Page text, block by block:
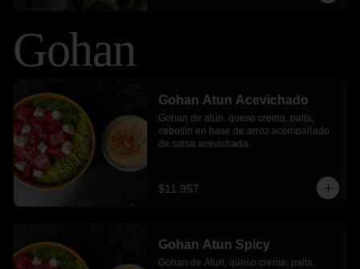
Gohan
Gohan Atun Acevichado
Gohan de atún, queso crema, palta,
cebollín en base de arroz acompañado
de salsa acevichada.
$11.957
Gohan Atun Spicy
Gohan de Atun, queso crema, palta,